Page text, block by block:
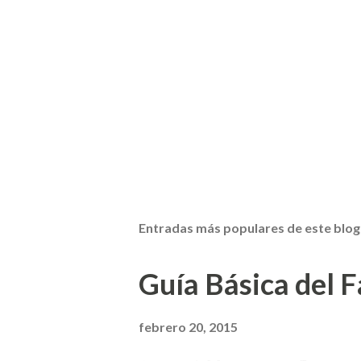
Entradas más populares de este blog
Guía Básica del
febrero 20, 2015